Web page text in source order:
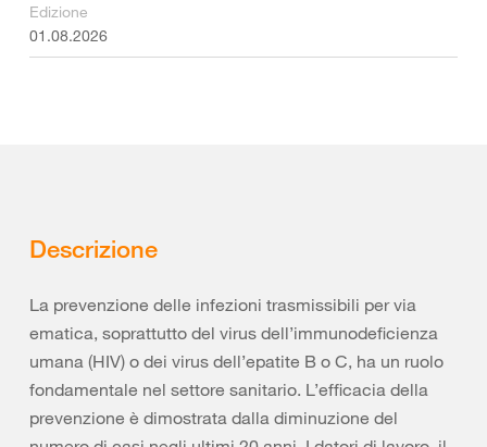
Edizione
01.08.2026
Descrizione
La prevenzione delle infezioni trasmissibili per via
ematica, soprattutto del virus dell’immunodeficienza
umana (HIV) o dei virus dell’epatite B o C, ha un ruolo
fondamentale nel settore sanitario. L’efficacia della
prevenzione è dimostrata dalla diminuzione del